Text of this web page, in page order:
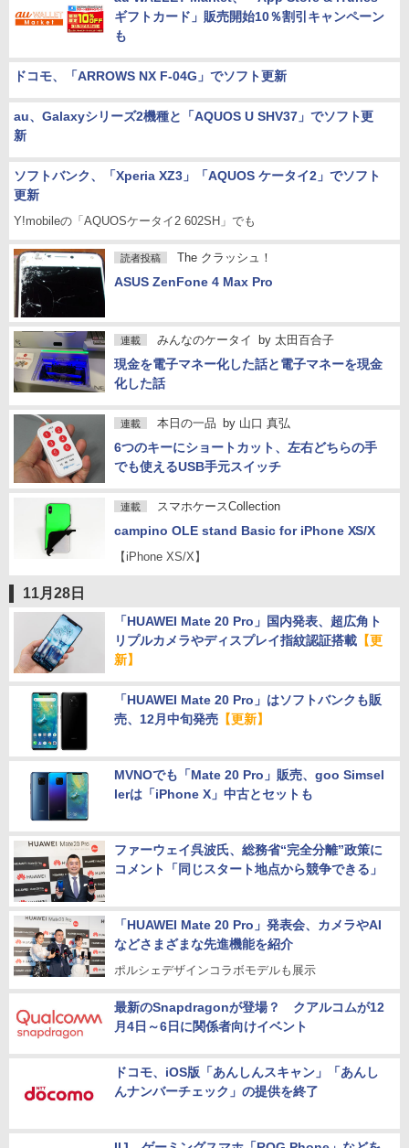
ギフトカード」販売開始10％割引キャンペーン
も
ドコモ、「ARROWS NX F-04G」でソフト更新
au、Galaxyシリーズ2機種と「AQUOS U SHV37」でソフト更
新
ソフトバンク、「Xperia XZ3」「AQUOS ケータイ2」でソフト
更新
Y!mobileの「AQUOSケータイ2 602SH」でも
読者投稿 The クラッシュ！
ASUS ZenFone 4 Max Pro
連載 みんなのケータイ by 太田百合子
現金を電子マネー化した話と電子マネーを現金
化した話
連載 本日の一品 by 山口 真弘
6つのキーにショートカット、左右どちらの手
でも使えるUSB手元スイッチ
連載 スマホケースCollection
campino OLE stand Basic for iPhone XS/X
【iPhone XS/X】
11月28日
「HUAWEI Mate 20 Pro」国内発表、超広角ト
リプルカメラやディスプレイ指紋認証搭載【更
新】
「HUAWEI Mate 20 Pro」はソフトバンクも販
売、12月中旬発売【更新】
MVNOでも「Mate 20 Pro」販売、goo Simsel
lerは「iPhone X」中古とセットも
ファーウェイ呉波氏、総務省“完全分離”政策に
コメント「同じスタート地点から競争できる」
「HUAWEI Mate 20 Pro」発表会、カメラやAI
などさまざまな先進機能を紹介
ポルシェデザインコラボモデルも展示
最新のSnapdragonが登場？ クアルコムが12
月4日～6日に関係者向けイベント
ドコモ、iOS版「あんしんスキャン」「あんし
んナンバーチェック」の提供を終了